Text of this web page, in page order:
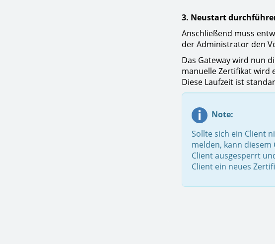
3. Neustart
Anschließend muss
der Administrator den
Das Gateway wird nun
manuelle Zertifikat wird
Diese Laufzeit ist
Note:
Sollte sich ein Client
melden, kann
Client ausgesperrt
Client ein neues